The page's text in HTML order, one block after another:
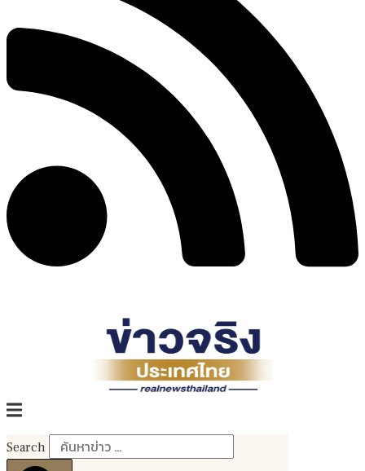
Search